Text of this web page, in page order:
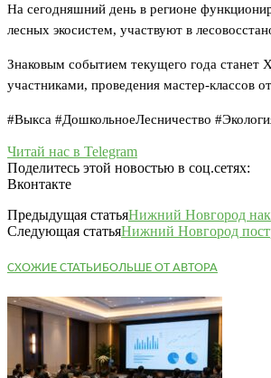
На сегодняшний день в регионе
лесных экосистем, участвуют в
Знаковым событием текущего года станет
участниками, проведения мастер-классов
#Выкса #ДошкольноеЛесничество
Читай нас в Telegram
Поделитесь этой новостью в соц.сетях:
Вконтакте
Предыдущая статьяНижний Новгород
Следующая статьяНижний Новгород
СХОЖИЕ СТАТЬИБОЛЬШЕ ОТ АВТОРА